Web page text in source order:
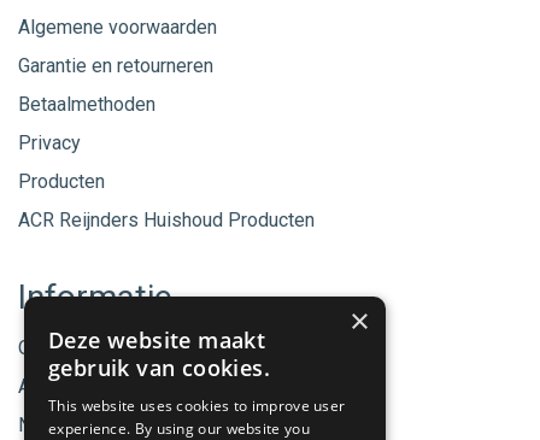
Algemene voorwaarden
Garantie en retourneren
Betaalmethoden
Privacy
Producten
ACR Reijnders Huishoud Producten
Informatie
Onze merken
Aanbiedingen
Nieuwe producten
×
Deze website maakt
gebruik van cookies.
This website uses cookies to improve user
experience. By using our website you